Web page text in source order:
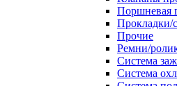
Поршневая
Прокладки/
Прочие
Ремни/
Система
Система